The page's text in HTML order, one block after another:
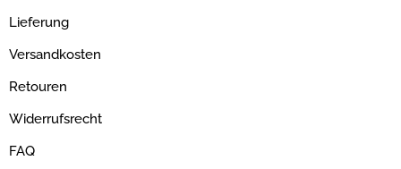
Lieferung
Versandkosten
Retouren
Widerrufsrecht
FAQ